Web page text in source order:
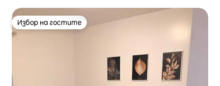
Избор на гостите
Избор на гостите